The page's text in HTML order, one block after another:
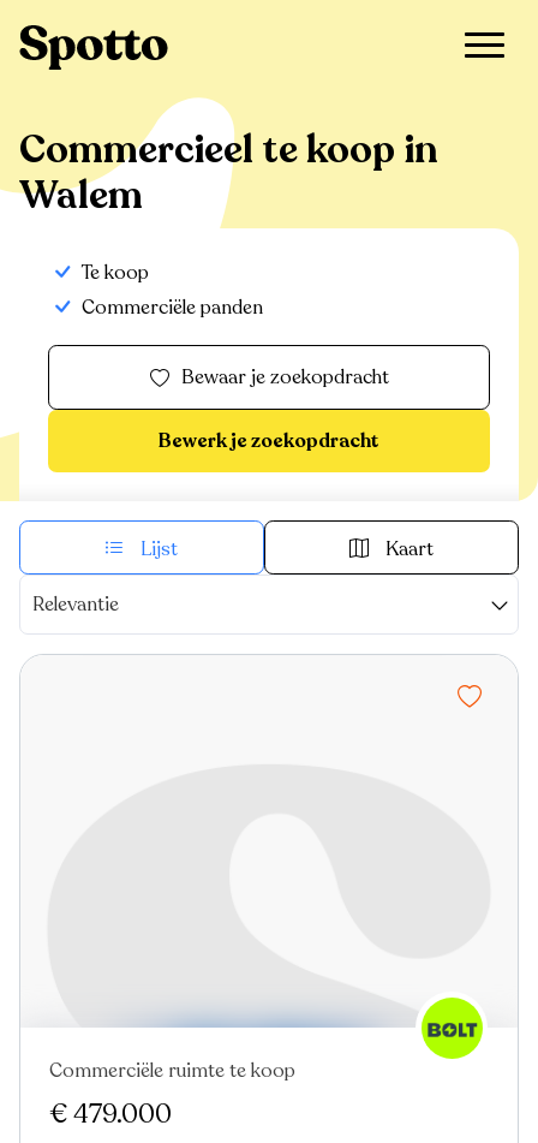
Walem >
Commercieel te koop in
Walem
Te koop
Commerciële panden
Bewaar je zoekopdracht
Bewerk je zoekopdracht
Lijst Kaart
Relevantie
Commerciële ruimte te koop
€ 479.000